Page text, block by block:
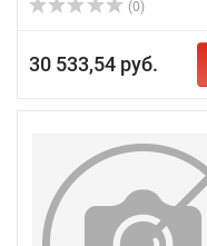
(0)
30 533,54 руб.